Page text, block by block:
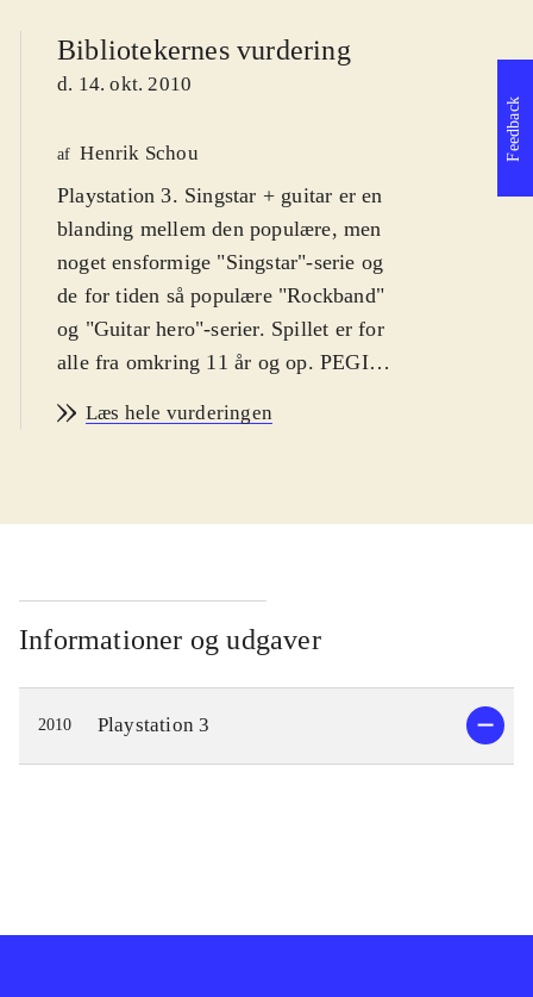
Bibliotekernes vurdering
d. 14. okt. 2010
af Henrik Schou
Playstation 3. Singstar + guitar er en
blanding mellem den populære, men
noget ensformige "Singstar"-serie og
de for tiden så populære "Rockband"
og "Guitar hero"-serier. Spillet er for
alle fra omkring 11 år og op. PEGI
Spillet kombinerer det klassiske
tonen i den sang, der spilles på
den populære "Guitar hero"-serie.
Nærmere bestemt kombineres sang
og guitarspil, således at en eller to
spillere kan synge teksten, mens en
anden spiller kan anvende en
guitarcontroller og spille guitar til
Læs hele vurderingen
Informationer og udgaver
2010 Playstation 3
Feedback